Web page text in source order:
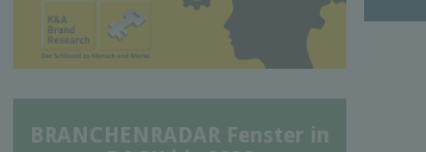
BRANCHENRADAR Fenster in